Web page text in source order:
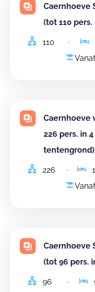
Caernhoeve
(tot 110
110
Caernhoeve
226 pers. in
tentengrond)
226
Caernhoeve
(tot 96 pers.
96